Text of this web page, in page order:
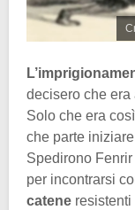
decisero che era
Solo che era
che parte
Spedirono
per incontrarsi
catene